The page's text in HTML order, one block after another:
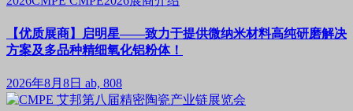
【优质展商】启明星——致力于提供微纳米材料高纯研磨解决
方案及多品种精细氧化铝粉体！
2026年8月8日 ab, 808